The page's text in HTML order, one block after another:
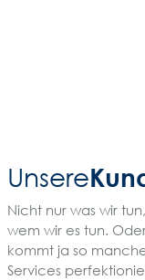
Unsere
Nicht nur was wir
wem wir es tun.
kommt ja so
Services